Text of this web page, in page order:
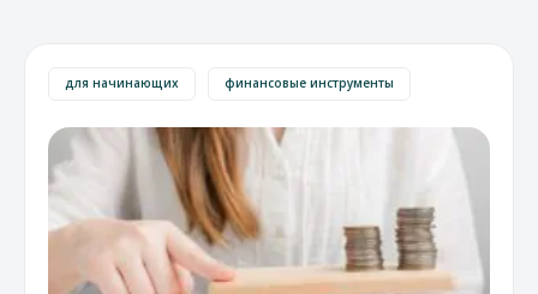
для начинающих финансовые инструменты